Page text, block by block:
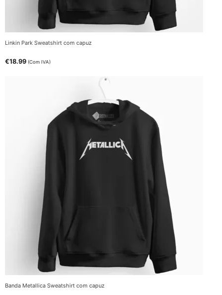
Linkin Park Sweatshirt com capuz
€18.99 (Com IVA)
Banda Metallica Sweatshirt com capuz